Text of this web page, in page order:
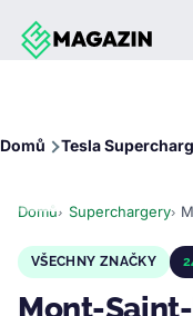
Přejít k hlavnímu
Domů Tesla
Domů Superchargery
VŠECHNY ZNAČKY
Mont-